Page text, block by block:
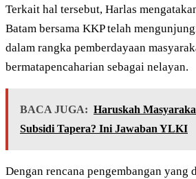
Terkait hal tersebut, Harlas
Batam bersama KKP telah
dalam rangka pemberdayaan
bermatapencaharian sebagai nelayan.
BACA JUGA: Haruskah
Subsidi Tapera? Ini Jawaban YLKI
Dengan rencana pengembangan yang